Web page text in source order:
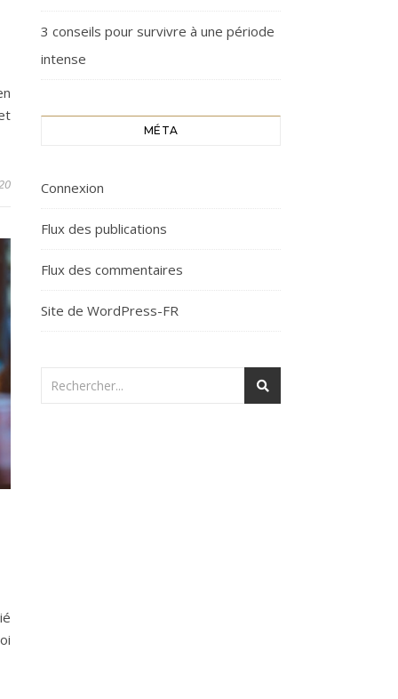
3 conseils pour survivre à une période
intense
MÉTA
Connexion
Flux des publications
Flux des commentaires
Site de WordPress-FR